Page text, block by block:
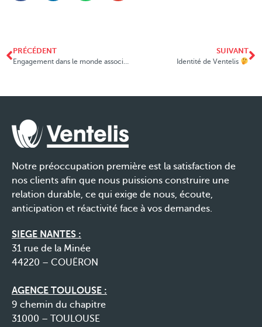
PRÉCÉDENT
Engagement dans le monde associatif
SUIVANT
Identité de Ventelis
Notre préoccupation première est la satisfaction de
nos clients afin que nous puissions construire une
relation durable, ce qui exige de nous, écoute,
anticipation et réactivité face à vos demandes.
SIEGE NANTES :
31 rue de la Minée
44220 – COUËRON
AGENCE TOULOUSE :
9 chemin du chapitre
31000 – TOULOUSE